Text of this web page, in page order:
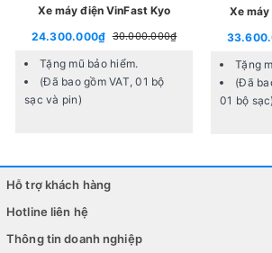
hiệu suất vận hành tốt, phù hợp nhu cầu
Xe máy điện Vinfast Theon S
Xe máy điện VinFast Kyo
24.300.000₫ 30.000.000₫
Tặng mũ bảo hiểm.
(Đã bao gồm VAT, 01 bộ
sạc và pin)
Xe
Tặng
(Đã
01 bộ sạc)
Hỗ trợ khách hàng
Hotline liên hệ
Thông tin doanh nghiệp